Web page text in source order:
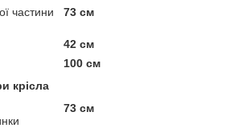
частини
73 см
42 см
100 см
крісла
73 см